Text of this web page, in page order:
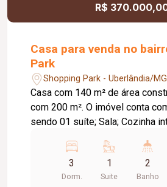
R$
Casa para venda no
Park
Shopping Park - Uberlândia/MG
Casa com 140 m² de área construída.
com 200 m². O imóvel conta com: 03 quartos,
sendo 01 suíte; Sala; Cozinha
Lavanderia independente e coberta;
Imóvel recém-reformado, em
acabamento; Varanda gourmet
3
Dorm.
1
Suite
2
Banho